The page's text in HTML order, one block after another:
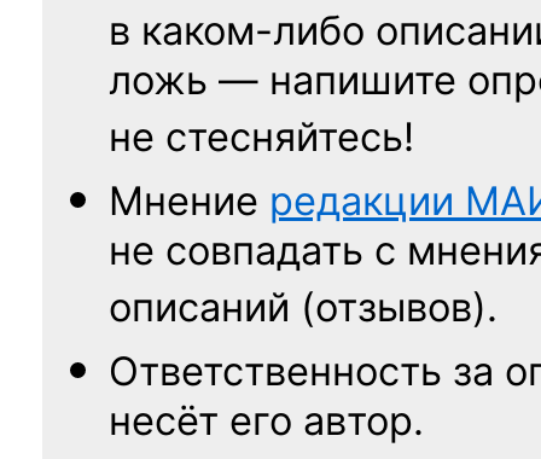
в каком-либо
ложь — напишите
не стесняйтесь!
Мнение редакции
не совпадать с
описаний (отзывов).
Ответственность за
несёт его автор.